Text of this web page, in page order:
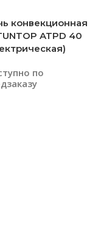
конвекционная
ATPD 40
по